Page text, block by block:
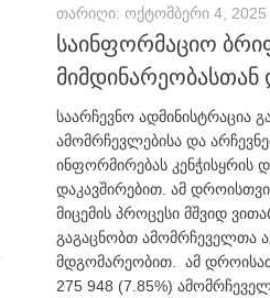
თარიღი: ოქტომბერი 4, 2025
საინფორმაციო
მიმდინარეობასთან
საარჩევნო ადმინისტრაცია
ამომრჩევლებისა და
ინფორმირებას კენჭისყრის
დაკავშირებით. ამ
მიცემის პროცესი მშვიდ
გაგაცნობთ ამომრჩეველთა
მდგომარეობით. ამ
275 948 (7.85%)